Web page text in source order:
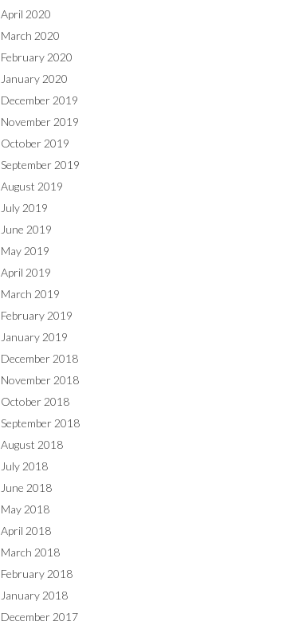
April 2020
March 2020
February 2020
January 2020
December 2019
November 2019
October 2019
September 2019
August 2019
July 2019
June 2019
May 2019
April 2019
March 2019
February 2019
January 2019
December 2018
November 2018
October 2018
September 2018
August 2018
July 2018
June 2018
May 2018
April 2018
March 2018
February 2018
January 2018
December 2017